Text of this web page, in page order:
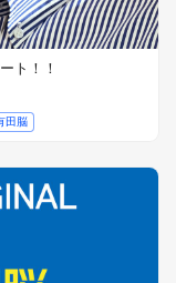
ト！！
田脳